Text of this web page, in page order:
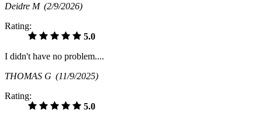
Deidre M (2/9/2026)
Rating:
5.0
I didn't have no problem....
THOMAS G (11/9/2025)
Rating:
5.0